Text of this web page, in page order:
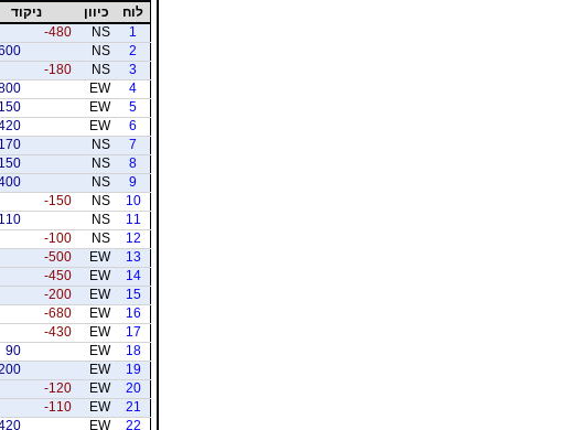
לוח כיוון ניקוד
1
NS
-480
2
NS
3
NS
-180
4
EW
5
EW
150
6
EW
7
NS
170
8
NS
150
9
NS
10
NS
-150
11
NS
110
12
NS
-100
13
EW
-500
14
EW
-450
15
EW
-200
16
EW
-680
17
EW
-430
18
EW
90
19
EW
20
EW
-120
21
EW
-110
22
EW